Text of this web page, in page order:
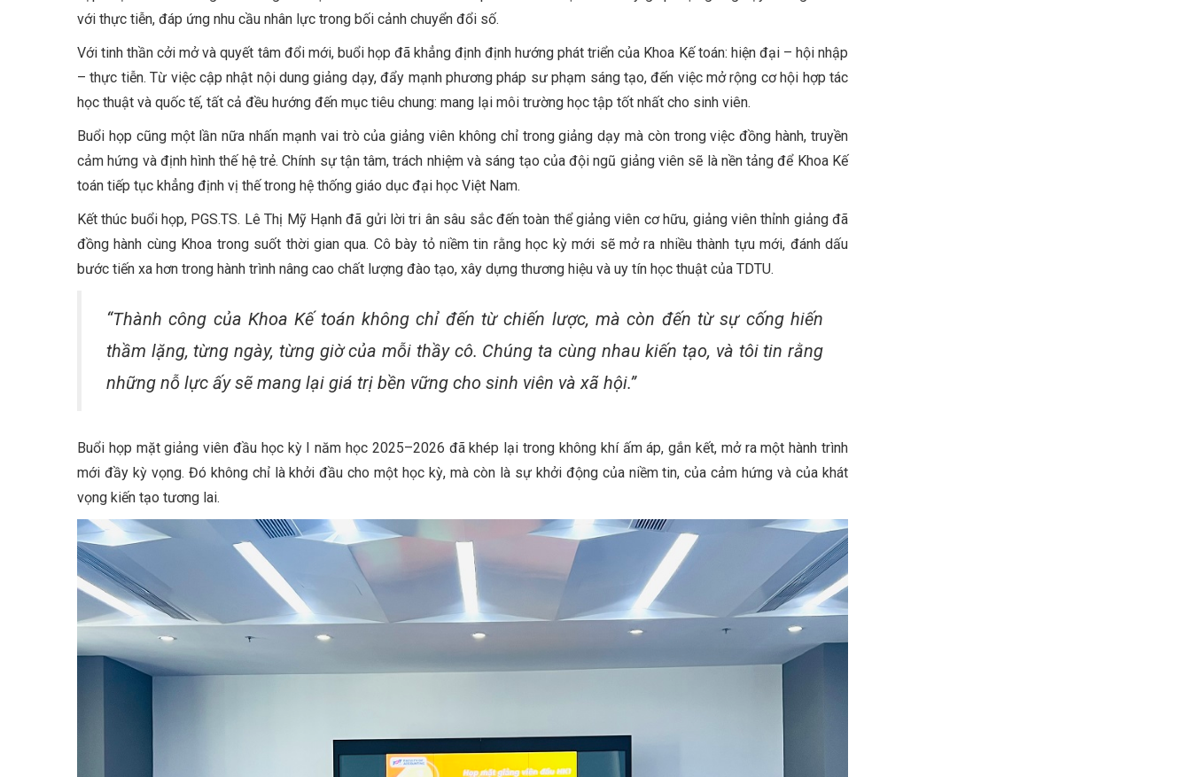
với thực tiễn, đáp ứng nhu cầu nhân lực trong bối cảnh chuyển đổi số.
Với tinh thần cởi mở và quyết tâm đổi mới, buổi họp đã khẳng định định hướng phát triển của Khoa Kế toán: hiện đại – hội nhập
– thực tiễn. Từ việc cập nhật nội dung giảng dạy, đẩy mạnh phương pháp sư phạm sáng tạo, đến việc mở rộng cơ hội hợp tác
học thuật và quốc tế, tất cả đều hướng đến mục tiêu chung: mang lại môi trường học tập tốt nhất cho sinh viên.
Buổi họp cũng một lần nữa nhấn mạnh vai trò của giảng viên không chỉ trong giảng dạy mà còn trong việc đồng hành, truyền
cảm hứng và định hình thế hệ trẻ. Chính sự tận tâm, trách nhiệm và sáng tạo của đội ngũ giảng viên sẽ là nền tảng để Khoa Kế
toán tiếp tục khẳng định vị thế trong hệ thống giáo dục đại học Việt Nam.
Kết thúc buổi họp, PGS.TS. Lê Thị Mỹ Hạnh đã gửi lời tri ân sâu sắc đến toàn thể giảng viên cơ hữu, giảng viên thỉnh giảng đã
đồng hành cùng Khoa trong suốt thời gian qua. Cô bày tỏ niềm tin rằng học kỳ mới sẽ mở ra nhiều thành tựu mới, đánh dấu
bước tiến xa hơn trong hành trình nâng cao chất lượng đào tạo, xây dựng thương hiệu và uy tín học thuật của TDTU.
“Thành công của Khoa Kế toán không chỉ đến từ chiến lược, mà còn đến từ sự cống hiến
thầm lặng, từng ngày, từng giờ của mỗi thầy cô. Chúng ta cùng nhau kiến tạo, và tôi tin rằng
những nỗ lực ấy sẽ mang lại giá trị bền vững cho sinh viên và xã hội.”
Buổi họp mặt giảng viên đầu học kỳ I năm học 2025–2026 đã khép lại trong không khí ấm áp, gắn kết, mở ra một hành trình
mới đầy kỳ vọng. Đó không chỉ là khởi đầu cho một học kỳ, mà còn là sự khởi động của niềm tin, của cảm hứng và của khát
vọng kiến tạo tương lai.